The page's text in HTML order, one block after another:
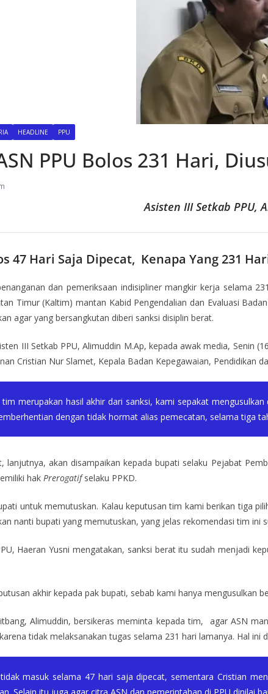
HEADLINE PPU
PPU Bolos 231 Hari,
Asisten III Setkab PPU,
47 Hari Saja Dipecat, Kenapa Yang 231
dan pemeriksaan indisipliner mangkir kerja selama
Timur (Kaltim) mantan Kabid Pengendalian dan Evaluasi
agar yang bersangkutan diberi sanksi disiplin berat.
III Setkab PPU, Alimuddin M.Ap, kepada awak media, Senin
Cristian Nur Slamet, Kepala Badan Kepegawaian, Pendidikan
tim merupakan hasil akhir dari sanksi, kami sepakat
dengan tidak hormat alias pemecatan, selama tiga
lanjutnya, akan disampaikan kepada bupati selaku Pejabat
hak Prerogatifselaku PPKD.
untuk memutuskan. Kalau keputusan tim kami berikan tiga
nanti bupati yang memutuskan, yang jelas rekomendasi tim ini
Haeran Yusni mengatakan, sanksi berat itu sudah menjadi
akhir kepada pak bupati, sebab kami hanya mengusulkan
Alimuddin, bersikeras meminta kepada tim, agar ASN
tidak melaksanakan tugas selama 231 hari lamanya. Hal ini
masuk selama 47 hari saja dipecat, sementara Cristian